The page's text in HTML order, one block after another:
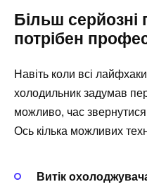
Більш
потрібен
Навіть коли всі
холодильник задумав
можливо, час
Ось кілька можливих
Витік